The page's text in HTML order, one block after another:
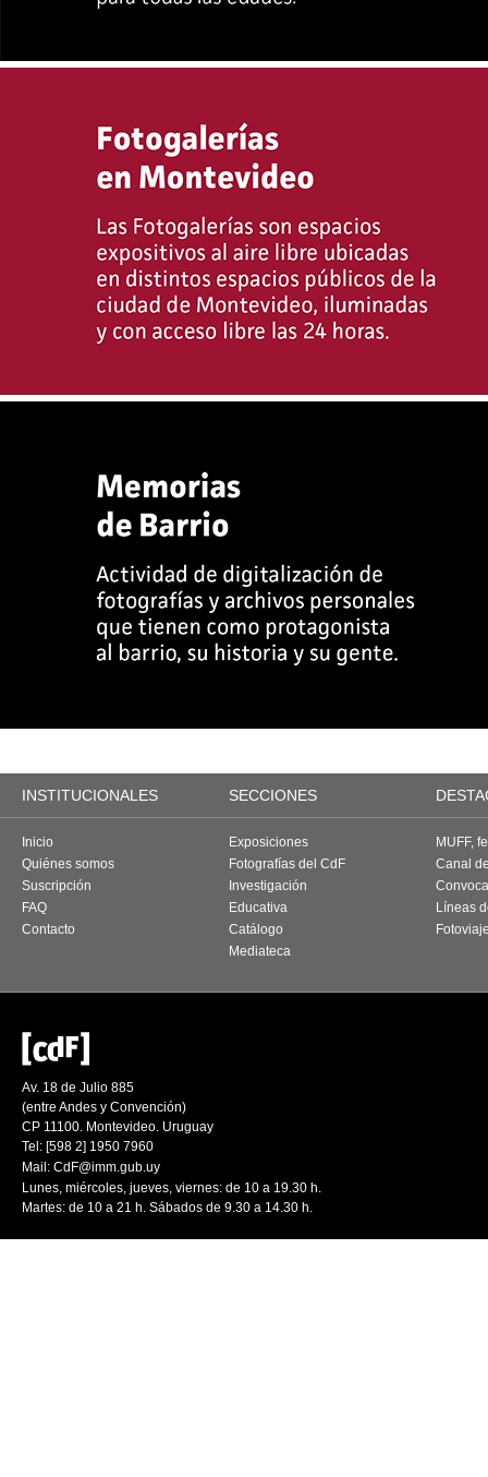
INSTITUCIONALES SECCIONES
Inicio
Quiénes somos
Suscripción
FAQ
Contacto
Exposiciones
Fotografías del CdF
Investigación
Educativa
Catálogo
Mediateca
MUFF,
Canal
Líneas
Av. 18 de Julio 885
(entre Andes y Convención)
CP 11100. Montevideo. Uruguay
Tel: [598 2] 1950 7960
Mail: CdF@imm.gub.uy
Lunes, miércoles, jueves, viernes: de 10 a 19.30 h.
Martes: de 10 a 21 h. Sábados de 9.30 a 14.30 h.